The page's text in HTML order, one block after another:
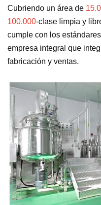
Cubriendo un área de
100.000-clase limpia y
cumple con los
empresa integral que
fabricación y ventas.